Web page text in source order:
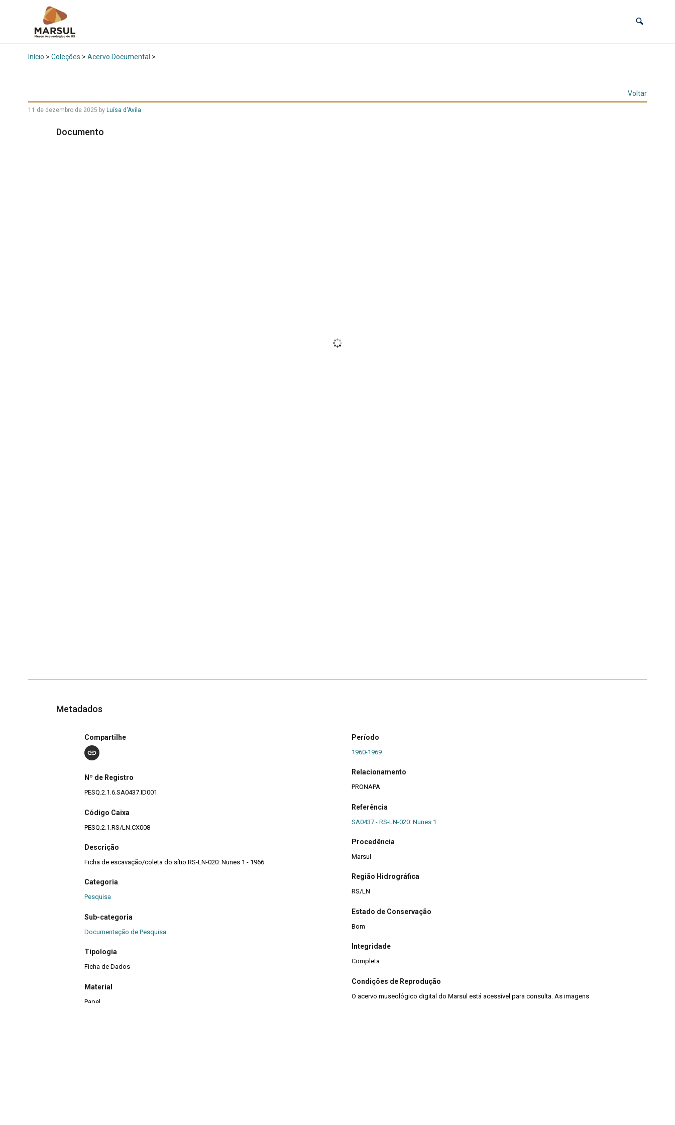
Início > Coleções > Acervo Documental >
Voltar
11 de dezembro de 2025 by Luísa d'Avila
Documento
Metadados
Compartilhe
Nº de Registro
PESQ.2.1.6.SA0437.ID001
Código Caixa
PESQ.2.1.RS/LN.CX008
Descrição
Ficha de escavação/coleta do sítio RS-LN-020: Nunes 1 - 1966
Categoria
Pesquisa
Sub-categoria
Documentação de Pesquisa
Tipologia
Ficha de Dados
Material
Papel
Período
1960-1969
Relacionamento
PRONAPA
Referência
SA0437 - RS-LN-020: Nunes 1
Procedência
Marsul
Região Hidrográfica
RS/LN
Estado de Conservação
Bom
Integridade
Completa
Condições de Reprodução
O acervo museológico digital do Marsul está acessível para consulta. As imagens